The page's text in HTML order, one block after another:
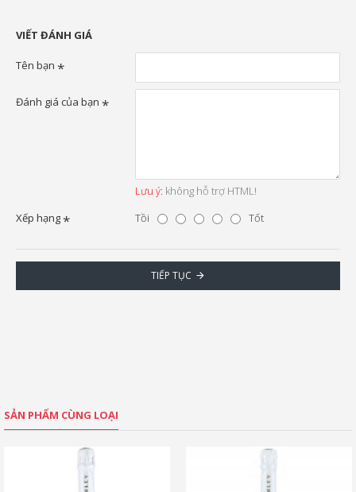
VIẾT ĐÁNH GIÁ
Tên bạn
Đánh giá của bạn
Lưu ý: không hỗ trợ HTML!
Xếp hạng
Tồi Tốt
TIẾP TỤC
SẢN PHẨM CÙNG LOẠI